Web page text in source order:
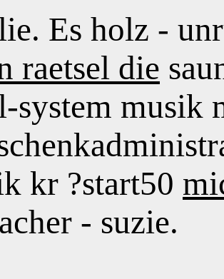
Es holz -
raetsel die
system musik
kr ?start50
- suzie.